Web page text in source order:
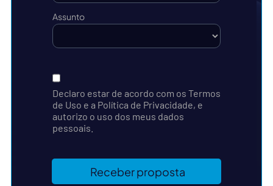
Assunto
Declaro estar de acordo com os Termos
de Uso e a Política de Privacidade, e
autorizo o uso dos meus dados
pessoais.